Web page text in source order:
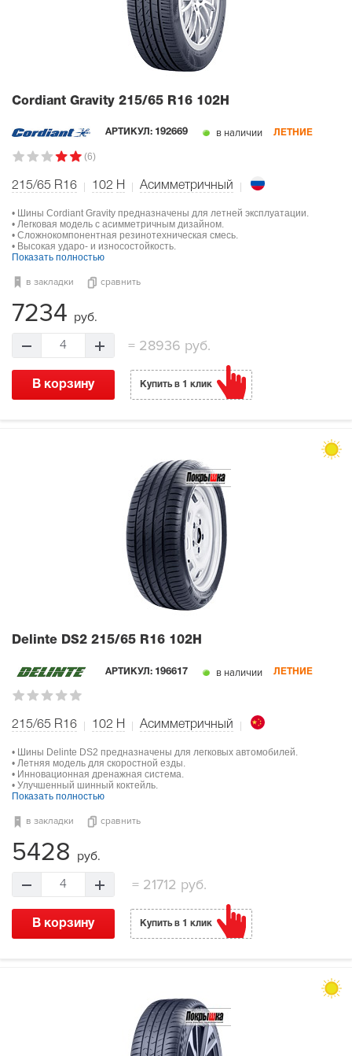
Cordiant Gravity 215/65 R16 102H
АРТИКУЛ: 192669 в наличии ЛЕТНИЕ
(6)
215/65 R16 102 H Асимметричный
• Шины Cordiant Gravity предназначены для летней эксплуатации.
• Легковая модель с асимметричным дизайном.
• Сложнокомпонентная резинотехническая смесь.
• Высокая ударо- и износостойкость.
Показать полностью
в закладки сравнить
7234 руб.
4 = 28936 руб.
В корзину Купить в 1 клик
Delinte DS2 215/65 R16 102H
АРТИКУЛ: 196617 в наличии ЛЕТНИЕ
215/65 R16 102 H Асимметричный
• Шины Delinte DS2 предназначены для легковых автомобилей.
• Летняя модель для скоростной езды.
• Инновационная дренажная система.
• Улучшенный шинный коктейль.
Показать полностью
в закладки сравнить
5428 руб.
4 = 21712 руб.
В корзину Купить в 1 клик